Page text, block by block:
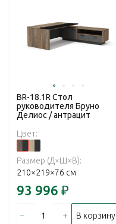
BR-18.1R Стол
руководителя Бруно
Делиос / антрацит
Цвет:
Размер (Д×Ш×В):
210×219×76 см
93 996 ₽
– + В корзину